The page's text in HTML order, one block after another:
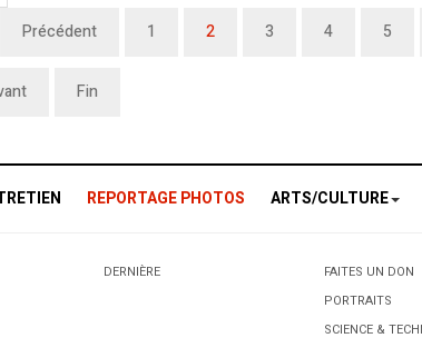
Précédent 1 2 3 4 5
Fin
REPORTAGE PHOTOS ARTS/CULTURE
DERNIÈRE
FAITES UN DON
PORTRAITS
SCIENCE &